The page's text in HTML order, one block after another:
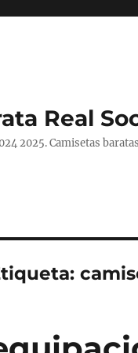
Real
2025. Camisetas